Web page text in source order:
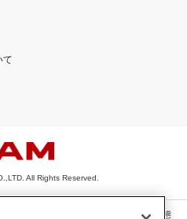
て
All Rights Reserved.
画像・写真・動画・音声等を、手段や形態